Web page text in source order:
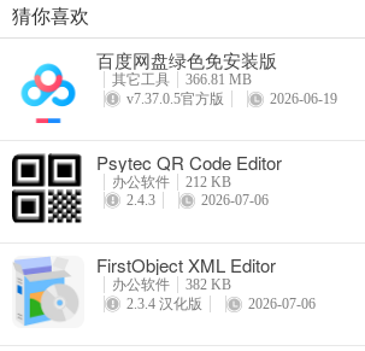
可以以分面的形式一键绘制多个数据格式相似
柱形图、面积图、条形图、瀑布图等诸多图表。
10、图表主题模块
件，可以一键切换图表的颜色主图与背景风格：
11、背景风格
可以一键转换图表的图表区颜色、网格线线条
签位置等图表元素格式，但只限于 EasyShu
现多种商业经典期刊或者报纸上图表风格；
EXCEL必备工具箱
详情
启信宝
详情
猜你喜欢
百度网盘绿色免安装版
其它工具
366.81 MB
v7.37.0.5官方版
2026-06-19
Psytec QR Code Editor
办公软件
212 KB
2.4.3
2026-07-06
FirstObject XML Editor
办公软件
382 KB
2.3.4 汉化版
2026-07-06